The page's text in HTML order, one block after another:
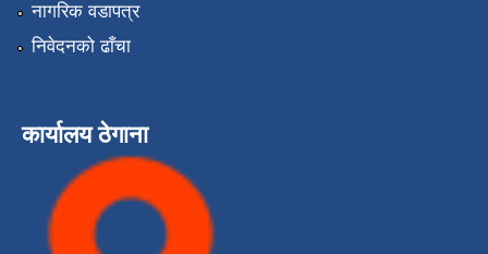
नागरिक वडापत्र
निवेदनको ढाँचा
कार्यालय ठेगाना